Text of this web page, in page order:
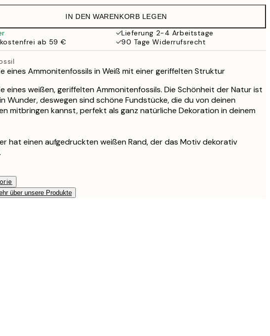
19,95 €
32,45 €
cm
49 €
IN DEN WARENKORB LEGEN
Lieferung 2-4 Arbeitstage
ab 59 €
90 Tage Widerrufsrecht
eines Ammonitenfossils in Weiß mit einer geriffelten Struktur
eines weißen, geriffelten Ammonitenfossils. Die Schönheit der Natur ist
Wunder, deswegen sind schöne Fundstücke, die du von deinen
mitbringen kannst, perfekt als ganz natürliche Dekoration in deinem
hat einen aufgedruckten weißen Rand, der das Motiv dekorativ
über unsere Produkte